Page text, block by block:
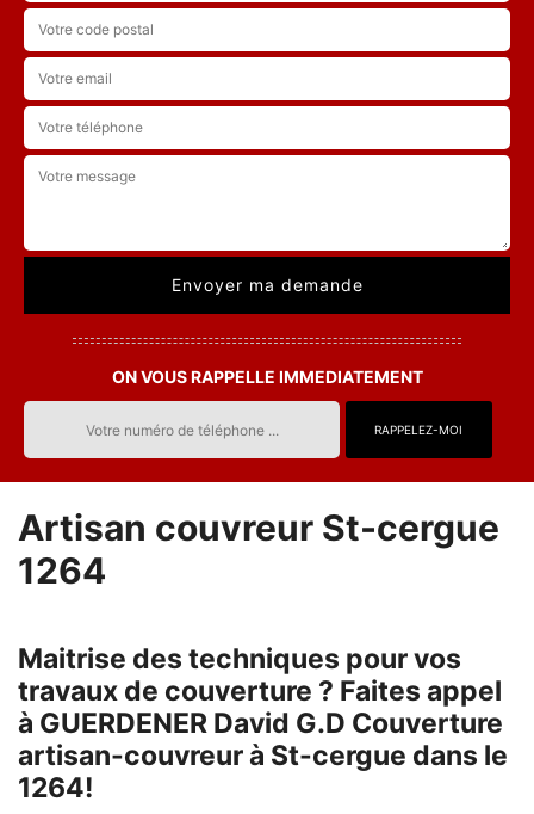
ON VOUS RAPPELLE IMMEDIATEMENT
Artisan couvreur St-cergue
1264
Maitrise des techniques pour vos
travaux de couverture ? Faites appel
à GUERDENER David G.D Couverture
artisan-couvreur à St-cergue dans le
1264!